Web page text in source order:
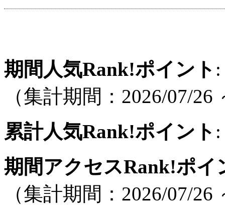
期間人気Rank!ポイント
（集計期間：2026/07/26
累計人気Rank!ポイント
期間アクセスRank!ポイ
（集計期間：2026/07/26